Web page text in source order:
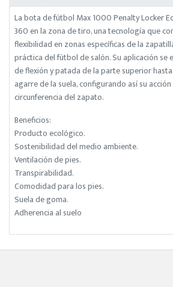
La bota de fútbol Max 1000 Penalty Locker
360 en la zona de tiro, una tecnología que
flexibilidad en zonas específicas de la
práctica del fútbol de salón. Su aplicación se
de flexión y patada de la parte superior
agarre de la suela, configurando así su
circunferencia del zapato.
Beneficios:
Producto ecológico.
Sostenibilidad del medio ambiente.
Ventilación de pies.
Transpirabilidad.
Comodidad para los pies.
Suela de goma.
Adherencia al suelo